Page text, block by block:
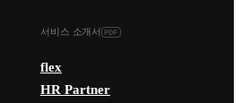
서비스 소개서
flex
HR Partner